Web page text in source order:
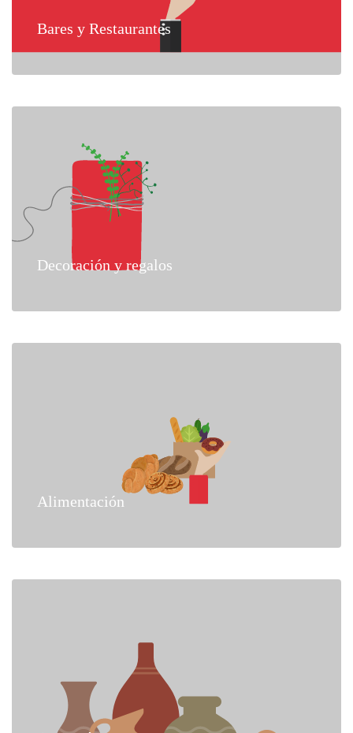
Bares y Restaurantes
Decoración y regalos
Alimentación